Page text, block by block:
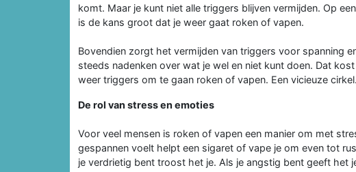
komt. Maar je kunt niet alle triggers blijven vermijden. Op
is de kans groot dat je weer gaat roken of vapen.
Bovendien zorgt het vermijden van triggers voor spanning
steeds nadenken over wat je wel en niet kunt doen. Dat
weer triggers om te gaan roken of vapen. Een vicieuze cirkel.
De rol van stress en emoties
Voor veel mensen is roken of vapen een manier om met
gespannen voelt helpt een sigaret of vape je om even tot
je verdrietig bent troost het je. Als je angstig bent geeft het